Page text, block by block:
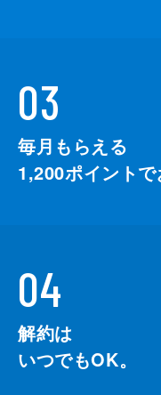
03
毎月もらえる
1,200ポイントで
04
解約は
いつでもOK。